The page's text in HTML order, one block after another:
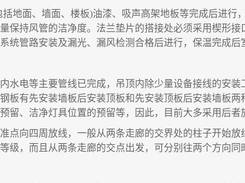
括地面、墙面、楼板)油漆、吸声高架地板等完成后进行，
保持风管的洁净度。法兰垫片的搭接处必须采用楔形接
统管路安装及漏光、漏风检测合格后进行， 保温完成后
水电等主要管线已完成， 吊顶内除少量设备接线的安装
板有先安装墙板后安装顶板和先安装顶板后安装墙板
留、洁净灯具位置的预留等， 因此，
目前大多采用后者
点向四周放线 ， 一般从两条走廊的交界处的柱子开始放
级，而且从两条走廊的交点出发 ， 可分别往两个方向同